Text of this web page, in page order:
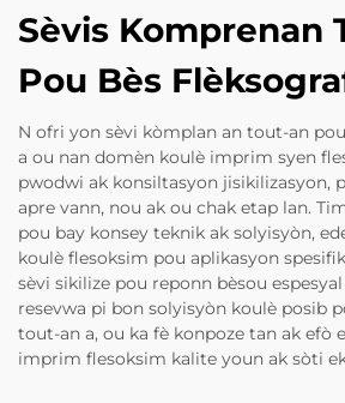
Sèvis Komprenan
Pou Bès
N ofri yon sèvi kòmplan an tout-an
a ou nan domèn koulè imprim syen
pwodwi ak konsiltasyon jisikilizasyon,
apre vann, nou ak ou chak etap lan.
pou bay konsey teknik ak solyisyòn,
koulè flesoksim pou aplikasyon
sèvi sikilize pou reponn bèsou
resevwa pi bon solyisyòn koulè posib
tout-an a, ou ka fè konpoze tan ak efò
imprim flesoksim kalite youn ak sòti